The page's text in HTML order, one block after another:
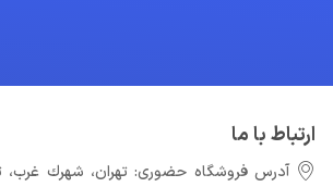
ارتباط با ما
آدرس فروشگاه حضوری: تهران، شهرك غرب،